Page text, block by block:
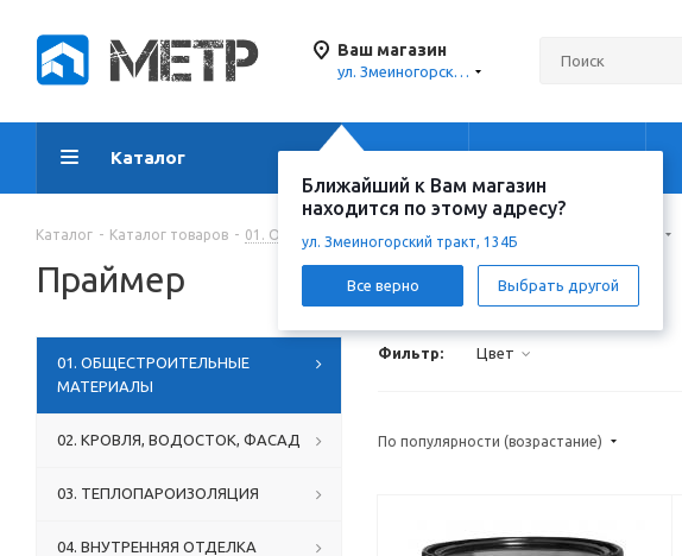
Ваш магазин
ул. Змеиногорский тракт, 134Б
Ближайший к Вам магазин
находится по этому адресу?
ул. Змеиногорский тракт, 134Б
Все верно Выбрать другой
Каталог Акции Услуги
Каталог - Каталог товаров - 01. ОБЩЕСТРОИТЕЛЬНЫЕ МАТЕРИАЛЫ
Праймер
Фильтр: Цвет
По популярности (возрастание)
01. ОБЩЕСТРОИТЕЛЬНЫЕ
МАТЕРИАЛЫ
02. КРОВЛЯ, ВОДОСТОК, ФАСАД
03. ТЕПЛОПАРОИЗОЛЯЦИЯ
04. ВНУТРЕННЯЯ ОТДЕЛКА